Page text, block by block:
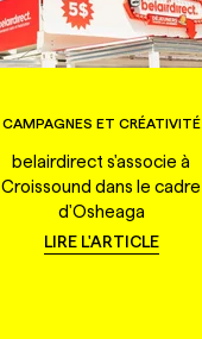
CAMPAGNES ET CRÉATIVITÉ
belairdirect s'associe à
Croissound dans le cadre
d'Osheaga
LIRE L'ARTICLE